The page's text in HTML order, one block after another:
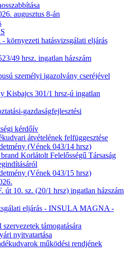
augusztus 8-án
hatásvizsgálati eljárás
49 hrsz. ingatlan házszám
személyi igazolvány cseréjével
Kisbajcs 301/1 hrsz-ú ingatlan
gazdaságfejlesztési
kérdőív
átvételének felfüggesztése
(Vének 043/14 hrsz)
Korlátolt Felelősségű Társaság
(Vének 043/15 hrsz)
út 10. sz. (20/1 hrsz) ingatlan házszám
eljárás - INSULA MAGNA -
támogatására
nyitvatartása
működési rendjének